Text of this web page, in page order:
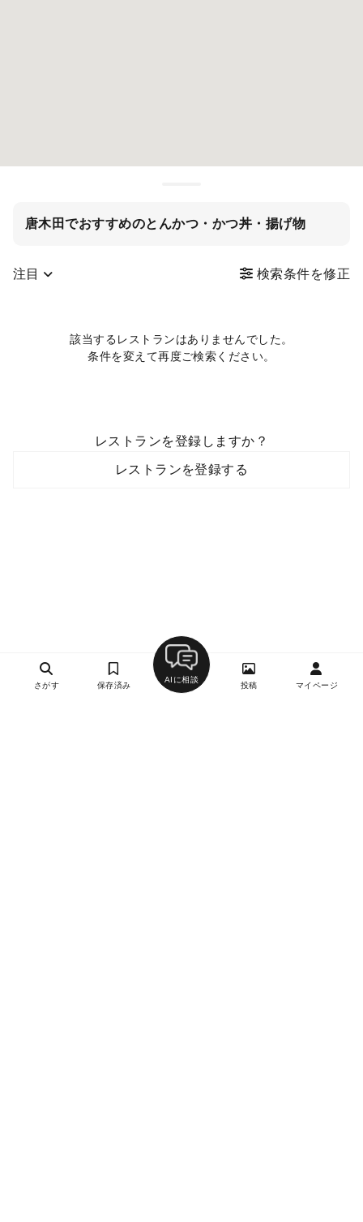
唐木田でおすすめのとんかつ・かつ丼・揚げ物
注目 検索条件を修正
該当するレストランはありませんでした。
条件を変えて再度ご検索ください。
レストランを登録しますか？
レストランを登録する
さがす 保存済み
AIに相談
投稿 マイページ